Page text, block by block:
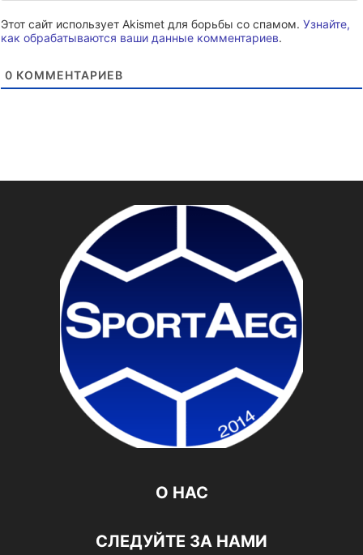
Этот сайт использует Akismet для борьбы со спамом. Узнайте,
как обрабатываются ваши данные комментариев.
0 КОММЕНТАРИЕВ
О НАС
СЛЕДУЙТЕ ЗА НАМИ